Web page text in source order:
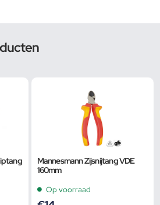
Mannesmann Zijsnijtang VDE
160mm
Op voorraad